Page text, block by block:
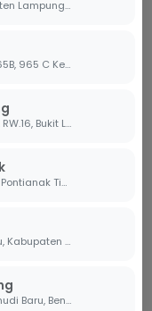
Karyatani, Labuhan Maringgai, Kabupaten Lampung Timur, Lampung 34387
Jl. Tamalanrea Raya BTP Blok AE 965A, 965B, 965 C Kel. Paccerakang Kec.Biring Kanaya Kota. Makassar Sulawesi Selatan 90241
Jl. Alamsyah Ratu Prawiranegara No.120, RW.16, Bukit Lama, Kec. Ilir Bar. I, Kota Palembang, Sumatera Selatan 30138
Jl. Panglima Aim No.7, Dalam Bugis, Kec. Pontianak Tim., Kota Pontianak, Kalimantan Barat 78242
Jl. Lkr. Randik, Serasan Jaya, Kec. Sekayu, Kabupaten Musi Banyuasin, Sumatera Selatan 30711
Jl. Halim Perdana Kusuma No.16b, Jurumudi Baru, Benda, Kota Tangerang, Banten 15124
pengereman
cabang
perjalanan Sobi